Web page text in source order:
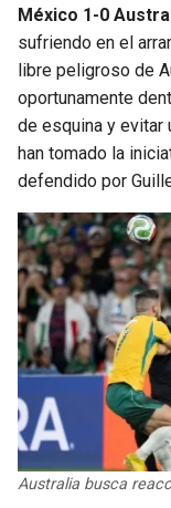
México 1-0
sufriendo en el
libre peligroso de
oportunamente
de esquina y evitar
han tomado la
defendido por
Australia busca